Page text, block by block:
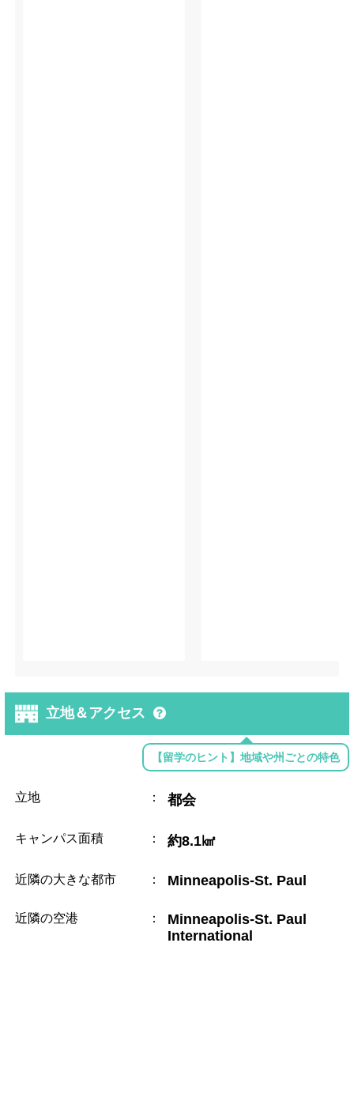
立地＆アクセス
【留学のヒント】地域や州ごとの特色
立地 ： 都会
キャンパス面積 ： 約8.1㎢
近隣の大きな都市 ： Minneapolis-St. Paul
近隣の空港 ：
Minneapolis-St. Paul
International